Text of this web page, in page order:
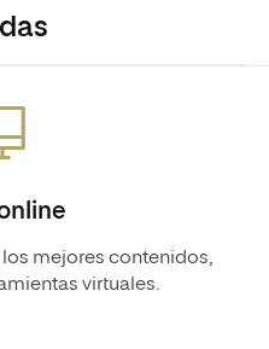
mejores contenidos,
virtuales.